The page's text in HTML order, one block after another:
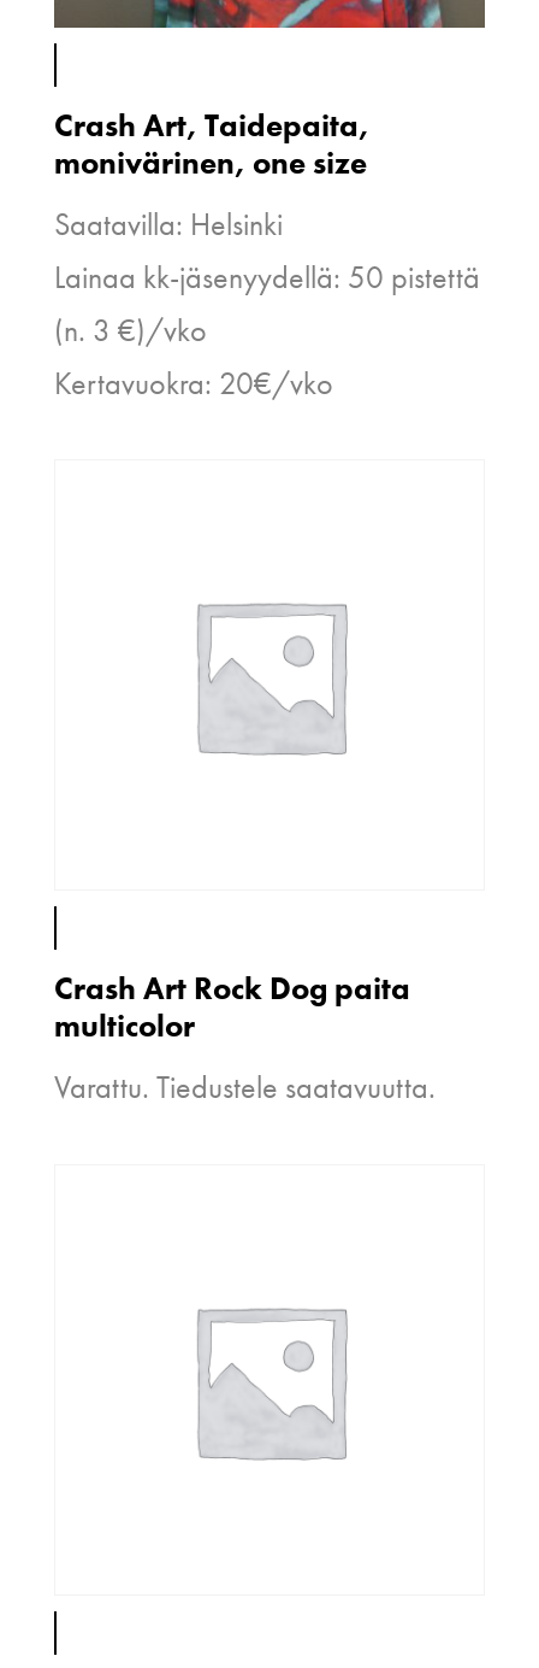
Crash Art, Taidepaita,
monivärinen, one size
Saatavilla: Helsinki
Lainaa kk-jäsenyydellä: 50 pistettä
(n. 3 €)/vko
Kertavuokra: 20€/vko
Crash Art Rock Dog paita
multicolor
Varattu. Tiedustele saatavuutta.